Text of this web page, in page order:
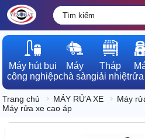
Máy hút bụi
công nghiệp
Máy
chà sàn
Tháp
giải nhiệtrửa
Trang chủ MÁY RỬA XE
Máy
Máy rửa xe cao áp